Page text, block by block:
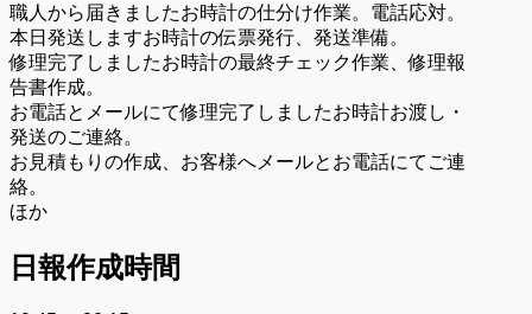
職人から届きましたお時計の仕分け作業。電話応対。
本日発送しますお時計の伝票発行、発送準備。
修理完了しましたお時計の最終チェック作業、修理報
告書作成。
お電話とメールにて修理完了しましたお時計お渡し・
発送のご連絡。
お見積もりの作成、お客様へメールとお電話にてご連
絡。
ほか
日報作成時間